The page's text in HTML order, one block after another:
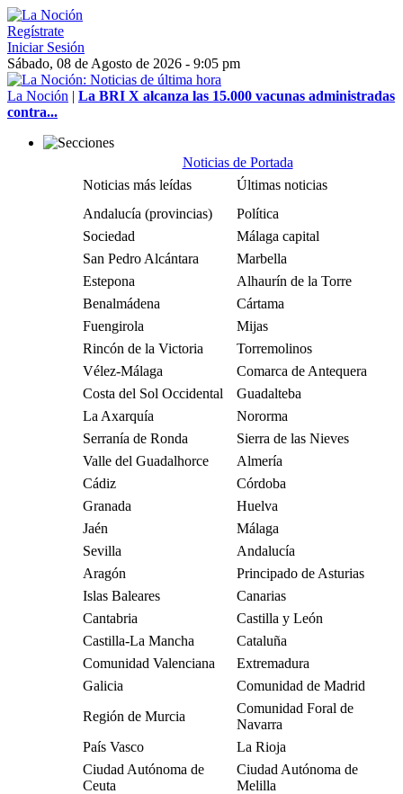
Regístrate
Iniciar Sesión
Sábado, 08 de Agosto de 2026 - 9:05 pm
La Noción | La BRI X alcanza las 15.000 vacunas administradas
contra...
Noticias de Portada
Noticias más leídas
Últimas noticias
Andalucía (provincias)
Política
Sociedad
Málaga capital
San Pedro Alcántara
Marbella
Estepona
Alhaurín de la Torre
Benalmádena
Cártama
Fuengirola
Mijas
Rincón de la Victoria
Torremolinos
Vélez-Málaga
Comarca de Antequera
Costa del Sol Occidental
Guadalteba
La Axarquía
Nororma
Serranía de Ronda
Sierra de las Nieves
Valle del Guadalhorce
Almería
Cádiz
Córdoba
Granada
Huelva
Jaén
Málaga
Sevilla
Andalucía
Aragón
Principado de Asturias
Islas Baleares
Canarias
Cantabria
Castilla y León
Castilla-La Mancha
Cataluña
Comunidad Valenciana
Extremadura
Galicia
Comunidad de Madrid
Región de Murcia
Comunidad Foral de
Navarra
País Vasco
La Rioja
Ciudad Autónoma de
Ceuta
Ciudad Autónoma de
Melilla